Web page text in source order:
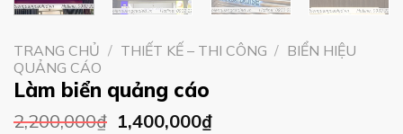
TRANG CHỦ / THIẾT KẾ – THI CÔNG / BIỂN HIỆU
QUẢNG CÁO
Làm biển quảng cáo
2,200,000₫ 1,400,000₫